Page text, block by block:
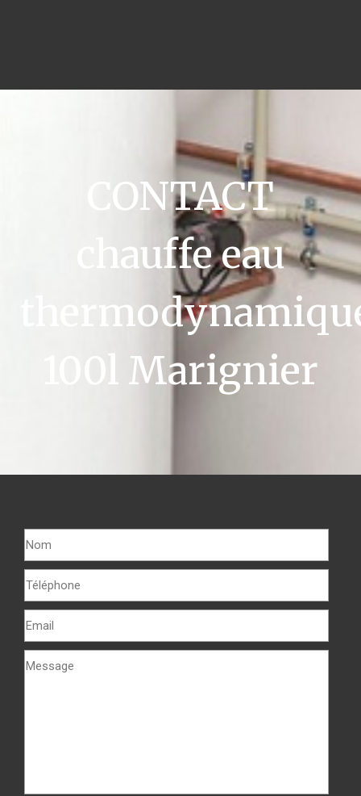
CONTACT
chauffe eau
100l Marignier